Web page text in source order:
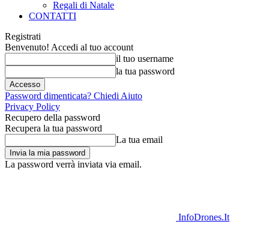
Regali di Natale
CONTATTI
Registrati
Benvenuto! Accedi al tuo account
il tuo username
la tua password
Password dimenticata? Chiedi Aiuto
Privacy Policy
Recupero della password
Recupera la tua password
La tua email
La password verrà inviata via email.
InfoDrones.It